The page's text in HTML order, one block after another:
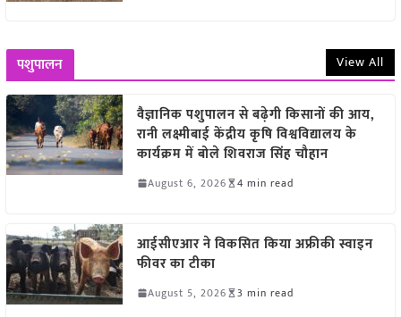
पशुपालन View All
वैज्ञानिक पशुपालन से बढ़ेगी किसानों की आय,
रानी लक्ष्मीबाई केंद्रीय कृषि विश्वविद्यालय के
कार्यक्रम में बोले शिवराज सिंह चौहान
August 6, 2026 4 min read
आईसीएआर ने विकसित किया अफ्रीकी स्वाइन
फीवर का टीका
August 5, 2026 3 min read